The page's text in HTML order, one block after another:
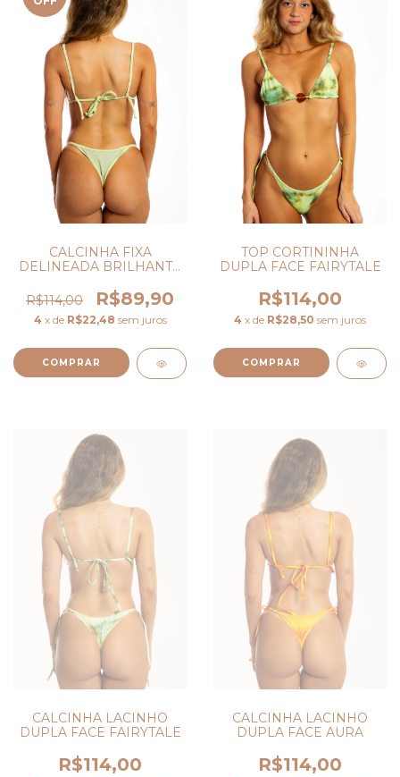
CALCINHA FIXA
DELINEADA BRILHANTE
R$114,00
R$89,90
4 x de R$22,48 sem juros
COMPRAR
TOP CORTININHA
DUPLA FACE FAIRYTALE
R$114,00
4 x de R$28,50 sem juros
COMPRAR
CALCINHA LACINHO
DUPLA FACE FAIRYTALE
R$114,00
CALCINHA LACINHO
DUPLA FACE AURA
R$114,00